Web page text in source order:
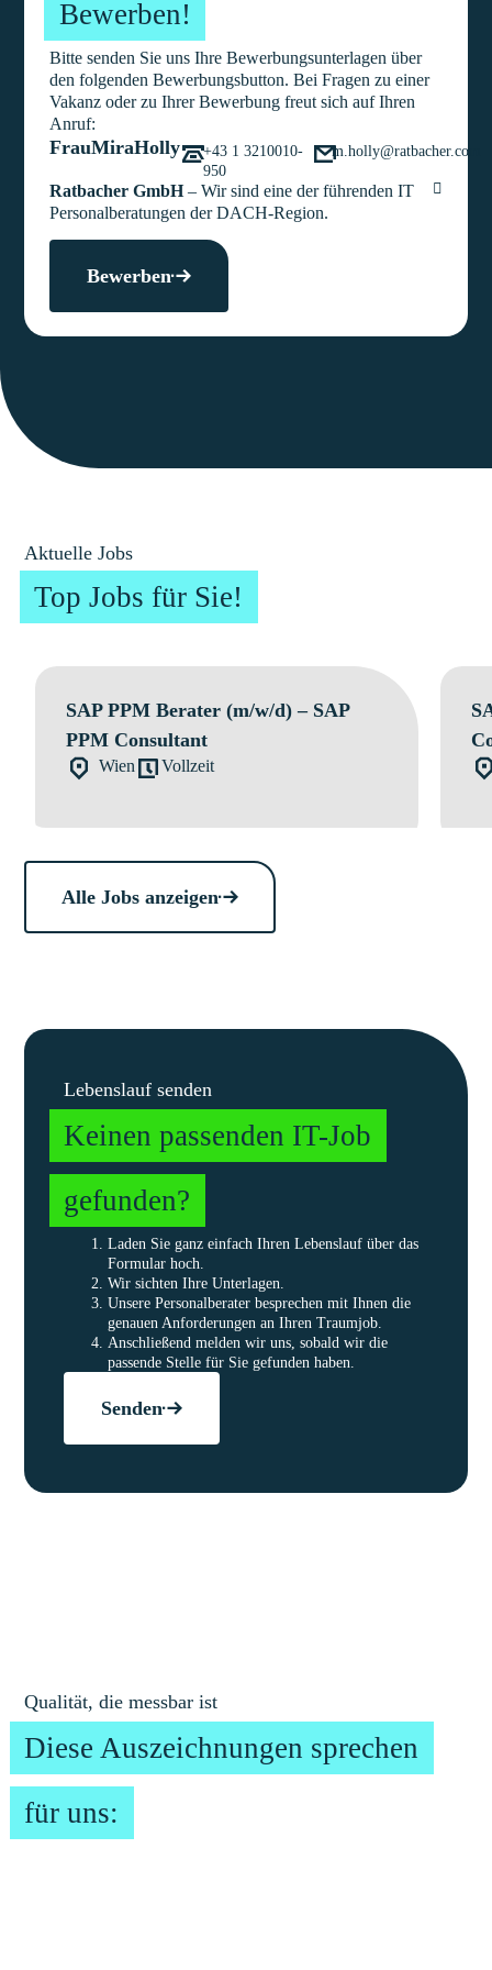
Bewerben!
Bitte senden Sie uns Ihre Bewerbungsunterlagen über
den folgenden Bewerbungsbutton. Bei Fragen zu einer
Vakanz oder zu Ihrer Bewerbung freut sich auf Ihren
Anruf:
FrauMiraHolly
+43 1 3210010-
950
m.holly@ratbacher.com
Ratbacher GmbH– Wir sind eine der führenden IT
Personalberatungen der DACH-Region.
Bewerben
Aktuelle Jobs
Top Jobs für Sie!
SAP PPM Berater (m/w/d) – SAP
PPM Consultant
Wien Vollzeit
Alle Jobs anzeigen
Lebenslauf senden
Keinen passenden IT-Job
gefunden?
Laden Sie ganz einfach Ihren Lebenslauf über das
Formular hoch.
Wir sichten Ihre Unterlagen.
Unsere Personalberater besprechen mit Ihnen die
genauen Anforderungen an Ihren Traumjob.
Anschließend melden wir uns, sobald wir die
passende Stelle für Sie gefunden haben.
Senden
Qualität, die messbar ist
Diese Auszeichnungen sprechen
für uns: